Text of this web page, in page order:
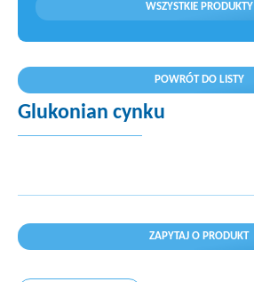
WSZYSTKIE PRODUKTY
POWRÓT DO LISTY
Glukonian cynku
ZAPYTAJ O PRODUKT